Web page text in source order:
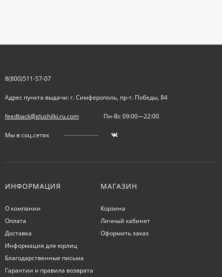
8(800)511-57-07
Адрес пункта выдачи: г. Симферополь, пр-т. Победы, 84
feedback@glushilki.ru.com Пн-Вс 09:00—22:00
Мы в соц.сетях
ИНФОРМАЦИЯ
О компании
Оплата
Доставка
Информация для юрлиц
Благодарственные письма
Гарантии и правила возврата
МАГАЗИН
Корзина
Личный кабинет
Оформить заказ